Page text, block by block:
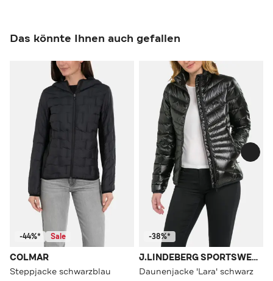
Das könnte Ihnen auch gefallen
-44%* Sale
COLMAR
Steppjacke schwarzblau
-38%*
J.LINDEBERG SPORTSWEAR
Daunenjacke 'Lara' schwarz